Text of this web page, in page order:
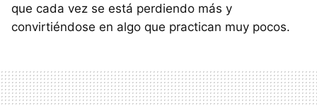
que cada vez se está perdiendo más y
convirtiéndose en algo que practican muy pocos.